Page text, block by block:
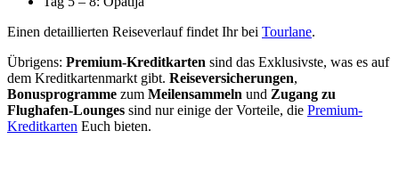
Einen detaillierten Reiseverlauf findet Ihr bei Tourlane.
Übrigens: Premium-Kreditkarten sind das Exklusivste, was es auf
dem Kreditkartenmarkt gibt. Reiseversicherungen,
Bonusprogramme zum Meilensammeln und Zugang zu
Flughafen-Lounges sind nur einige der Vorteile, die Premium-
Kreditkarten Euch bieten.